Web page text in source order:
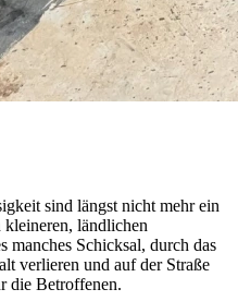
sind längst nicht mehr ein
ländlichen
manches Schicksal, durch das
verlieren und auf der Straße
die Betroffenen.